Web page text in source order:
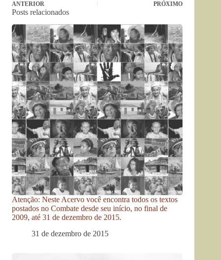
ANTERIOR PRÓXIMO
Posts relacionados
Atenção: Neste Acervo você encontra todos os textos
postados no Combate desde seu início, no final de
2009, até 31 de dezembro de 2015.
31 de dezembro de 2015